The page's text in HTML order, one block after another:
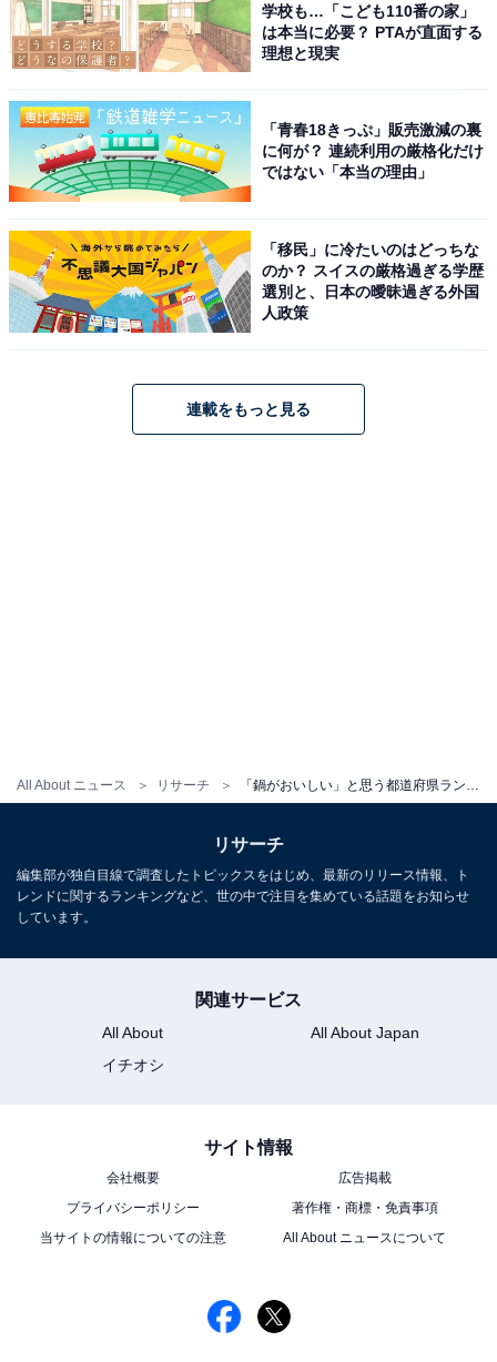
All About ニュース リサーチ
こちらもおすすめ
「揚げ物がおいしい」と思う都道府県ランキン
グ！ 2位「大分県」、1位は？
1 2
学校も…「こども110番の家」
は本当に必要？ PTAが直面する
理想と現実
「青春18きっぷ」販売激減の裏
に何が？ 連続利用の厳格化だけ
ではない「本当の理由」
「移民」に冷たいのはどっちな
のか？ スイスの厳格過ぎる学歴
選別と、日本の曖昧過ぎる外国
人政策
連載をもっと見る
リサーチ
編集部が独自目線で調査したトピックスをはじめ、最新のリリース情報、ト
レンドに関するランキングなど、世の中で注目を集めている話題をお知らせ
しています。
関連サービス
All About
All About Japan
イチオシ
サイト情報
会社概要
広告掲載
プライバシーポリシー
著作権・商標・免責事項
当サイトの情報についての注意
All About ニュースについて